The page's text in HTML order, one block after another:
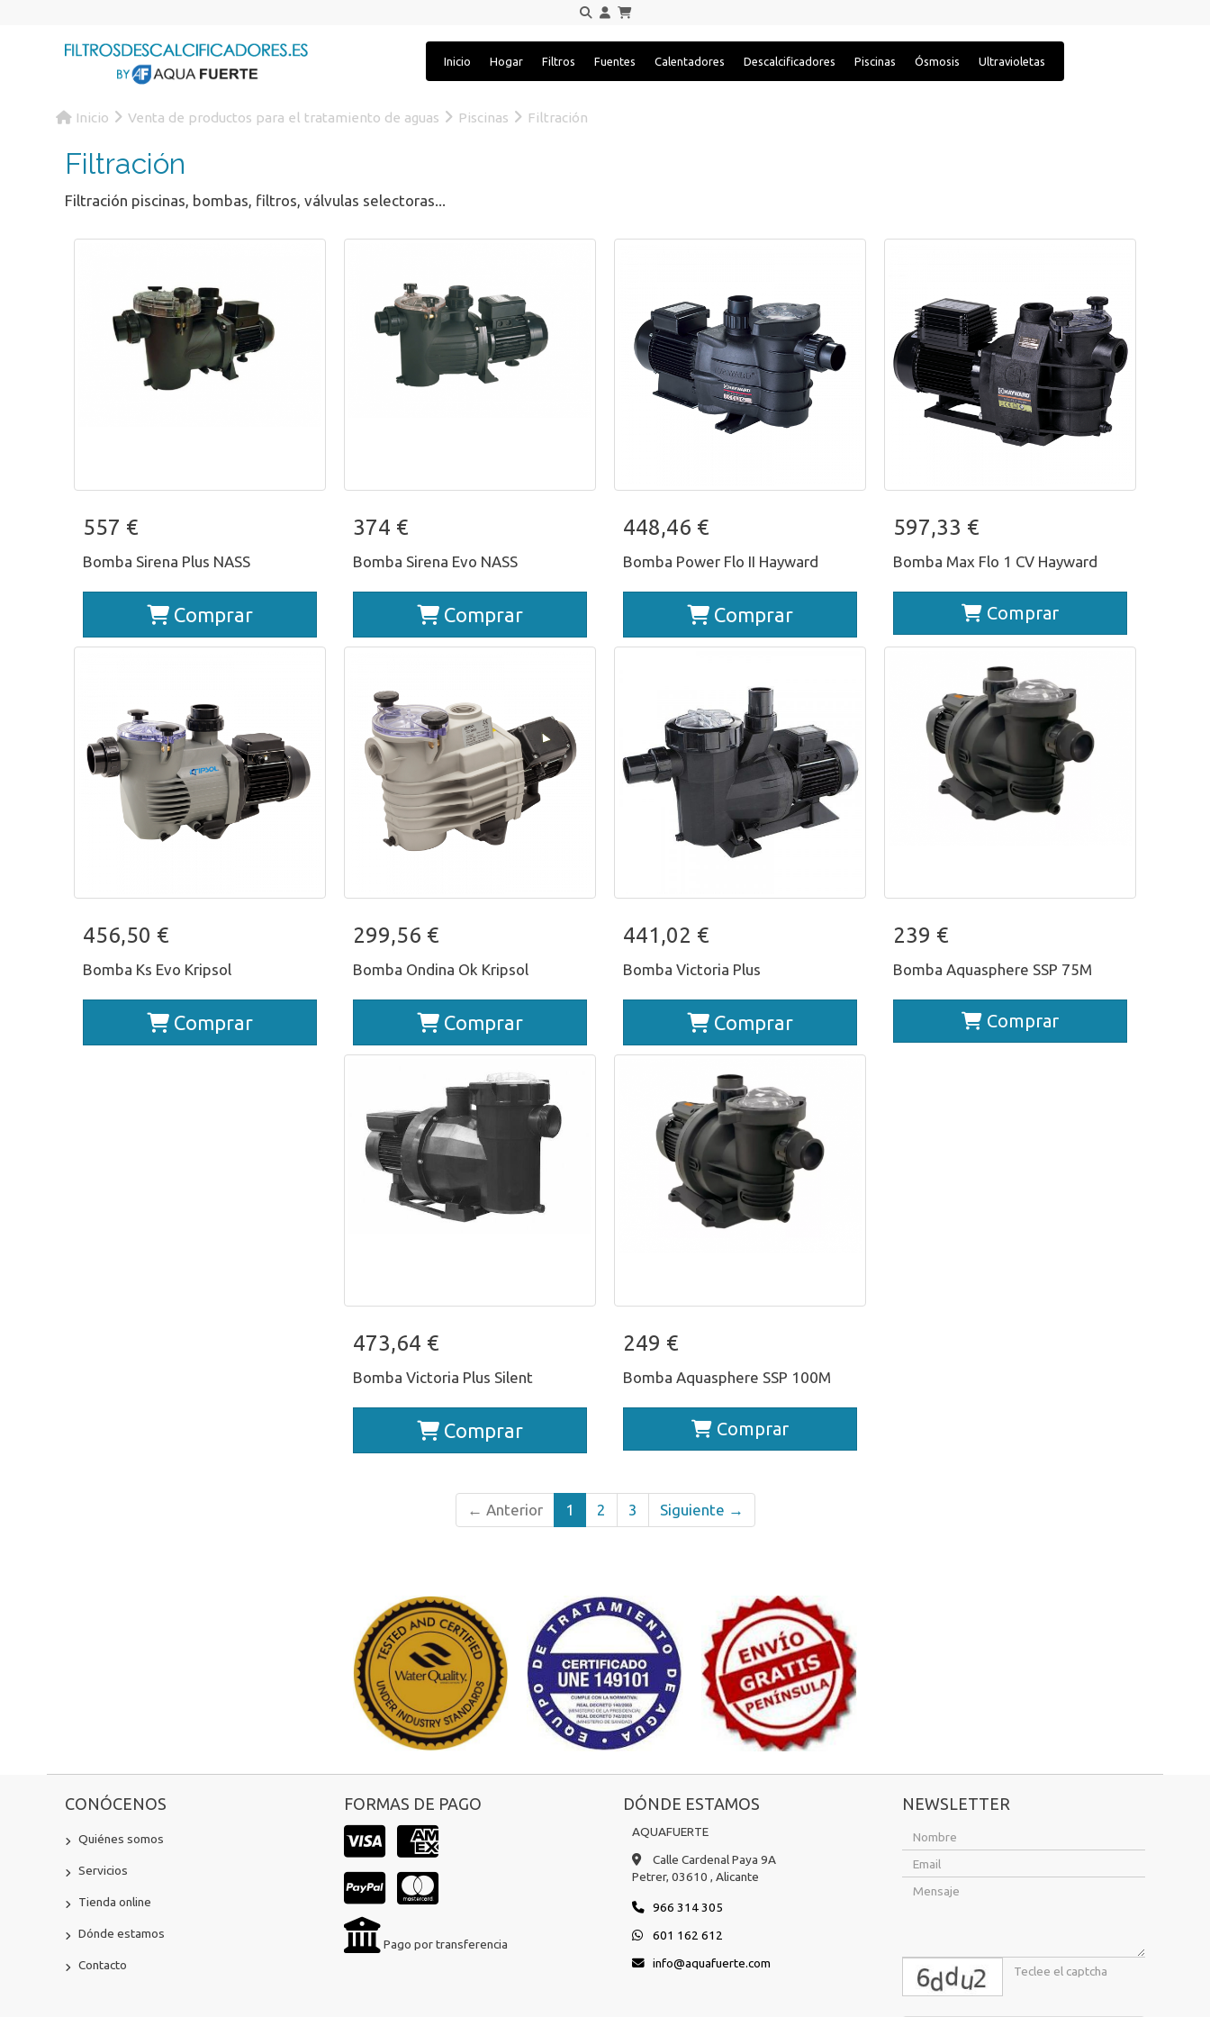
Inicio Hogar Filtros Fuentes Calentadores Descalcificadores Piscinas Ósmosis Ultravioletas
Inicio Venta de productos para el tratamiento de aguas Piscinas Filtración
Filtración
Filtración piscinas, bombas, filtros, válvulas selectoras...
Bomba Sirena Plus NASS
557 €
Bomba Sirena Plus NASS
Comprar
Bomba Sirena Evo NASS
374 €
Bomba Sirena Evo NASS
Comprar
Bomba Power Flo II Hayward
448,46 €
Bomba Power Flo II Hayward
Comprar
Bomba Max Flo 1 CV Hayward
597,33 €
Bomba Max Flo 1 CV Hayward
Comprar
Bomba Ks Evo Kripsol
456,50 €
Bomba Ks Evo Kripsol
Comprar
Bomba Ondina Ok Kripsol
299,56 €
Bomba Ondina Ok Kripsol
Comprar
Bomba Victoria Plus
441,02 €
Bomba Victoria Plus
Comprar
Bomba Aquasphere SSP 75M
239 €
Bomba Aquasphere SSP 75M
Comprar
Bomba Victoria Plus Silent
473,64 €
Bomba Victoria Plus Silent
Comprar
Bomba Aquasphere SSP 100M
249 €
Bomba Aquasphere SSP 100M
Comprar
← Anterior 1 2 3 Siguiente →
CONÓCENOS
Quiénes somos
Servicios
Tienda online
Dónde estamos
Contacto
FORMAS DE PAGO
Pago por transferencia
DÓNDE ESTAMOS
AQUAFUERTE
Calle Cardenal Paya 9A
Petrer, 03610 , Alicante
966 314 305
601 162 612
info
aquafuerte.com
NEWSLETTER
captcha